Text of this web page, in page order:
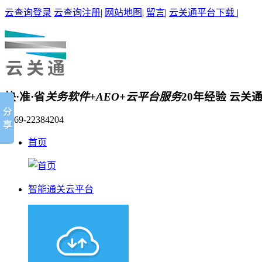
云查询登录 云查询注册| 网站地图 | 留言| 云关通平台下载 |
快·准·省关务软件+AEO+云平台服务20年经验 云关
0769-22384204
首页
智能通关云平台